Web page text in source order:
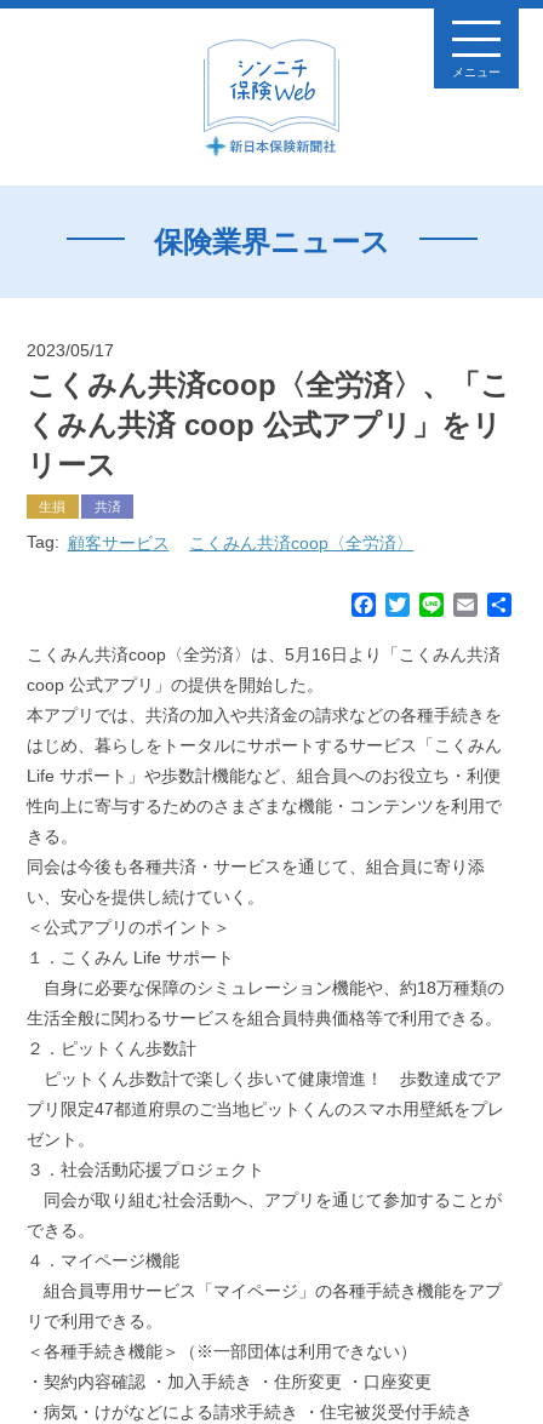
メニュー
保険業界ニュース
2023/05/17
こくみん共済coop〈全労済〉、「こ
くみん共済 coop 公式アプリ」をリ
リース
生損 共済
Tag: 顧客サービス こくみん共済coop〈全労済〉
c
o
o
k
T
i
e
r
n
E
a
こくみん共済coop〈全労済〉は、5月16日より「こくみん共済
coop 公式アプリ」の提供を開始した。
本アプリでは、共済の加入や共済金の請求などの各種手続きを
はじめ、暮らしをトータルにサポートするサービス「こくみん
Life サポート」や歩数計機能など、組合員へのお役立ち・利便
性向上に寄与するためのさまざまな機能・コンテンツを利用で
きる。
同会は今後も各種共済・サービスを通じて、組合員に寄り添
い、安心を提供し続けていく。
＜公式アプリのポイント＞
１．こくみん Life サポート
自身に必要な保障のシミュレーション機能や、約18万種類の
生活全般に関わるサービスを組合員特典価格等で利用できる。
２．ピットくん歩数計
ピットくん歩数計で楽しく歩いて健康増進！ 歩数達成でア
プリ限定47都道府県のご当地ピットくんのスマホ用壁紙をプレ
ゼント。
３．社会活動応援プロジェクト
同会が取り組む社会活動へ、アプリを通じて参加することが
できる。
４．マイページ機能
組合員専用サービス「マイページ」の各種手続き機能をアプ
リで利用できる。
＜各種手続き機能＞（※一部団体は利用できない）
・契約内容確認 ・加入手続き ・住所変更 ・口座変更
・病気・けがなどによる請求手続き ・住宅被災受付手続き